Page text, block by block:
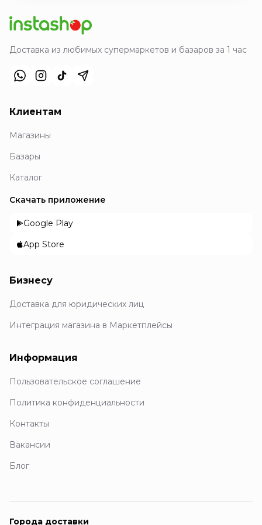
Доставка из любимых супермаркетов и базаров за 1 час
Клиентам
Магазины
Базары
Каталог
Скачать приложение
Google Play
App Store
Бизнесу
Доставка для юридических лиц
Интеграция магазина в Маркетплейсы
Информация
Пользовательское соглашение
Политика конфиденциальности
Контакты
Вакансии
Блог
Города доставки